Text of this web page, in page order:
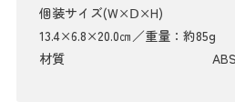
個装サイズ(W×Ⅾ×H)
13.4×6.8×20.0㎝／重量：約85g
材質